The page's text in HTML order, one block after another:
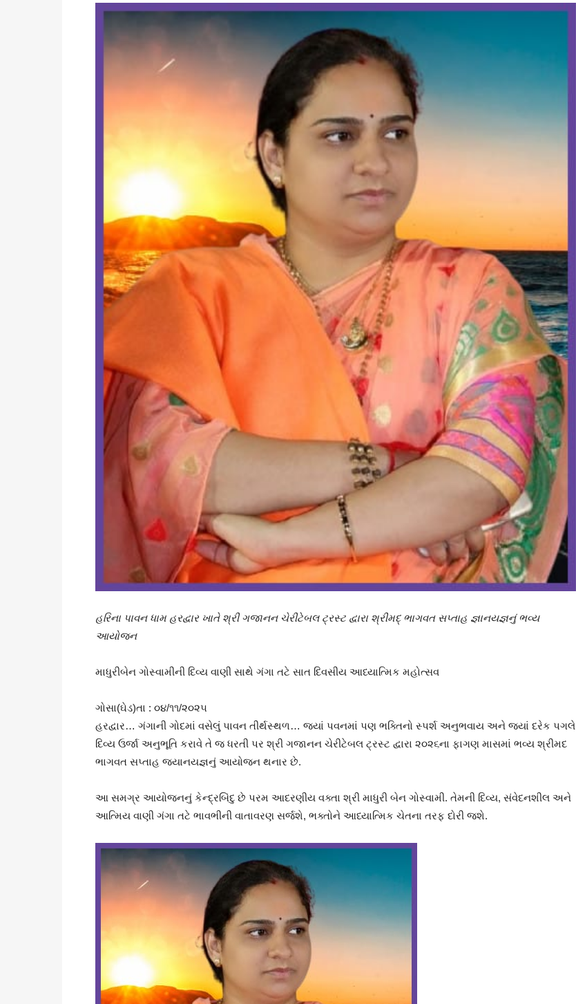
હરિના પાવન ધામ હરદ્વાર ખાતે શ્રી ગજાનન ચેરીટેબલ ટ્રસ્ટ દ્વારા શ્રીમદ્ ભાગવત સપ્તાહ જ્ઞાનયજ્ઞનું ભવ્ય
આયોજન
માધુરીબેન ગોસ્વામીની દિવ્ય વાણી સાથે ગંગા તટે સાત દિવસીય આધ્યાત્મિક મહોત્સવ
ગોસા(ઘેડ)તા : ૦૪/૧૧/૨૦૨૫
હરદ્વાર… ગંગાની ગોદમાં વસેલું પાવન તીર્થસ્થળ… જ્યાં પવનમાં પણ ભક્તિનો સ્પર્શ અનુભવાય અને જ્યાં દરેક પગલે
દિવ્ય ઉર્જા અનુભૂતિ કરાવે તે જ ધરતી પર શ્રી ગજાનન ચેરીટેબલ ટ્રસ્ટ દ્વારા ૨૦૨૬ના ફાગણ માસમાં ભવ્ય શ્રીમદ
ભાગવત સપ્તાહ જ્યાનયજ્ઞનું આયોજન થનાર છે.
આ સમગ્ર આયોજનનું કેન્દ્રબિંદુ છે પરમ આદરણીય વક્તા શ્રી માધુરી બેન ગોસ્વામી. તેમની દિવ્ય, સંવેદનશીલ અને
આત્મિય વાણી ગંગા તટે ભાવભીની વાતાવરણ સર્જશે, ભક્તોને આધ્યાત્મિક ચેતના તરફ દોરી જશે.